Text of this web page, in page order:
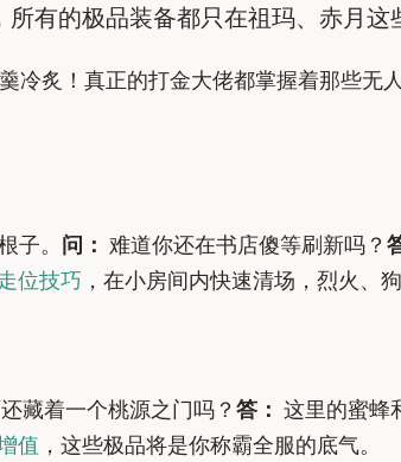
有的极品装备都只在祖玛、赤月这
冷炙！真正的打金大佬都掌握着那些无
子。 问： 难道你还在书店傻等刷新吗？
位技巧 ，在小房间内快速清场，烈火、
藏着一个桃源之门吗？答： 这里的蜜蜂
值 ，这些极品将是你称霸全服的底气。